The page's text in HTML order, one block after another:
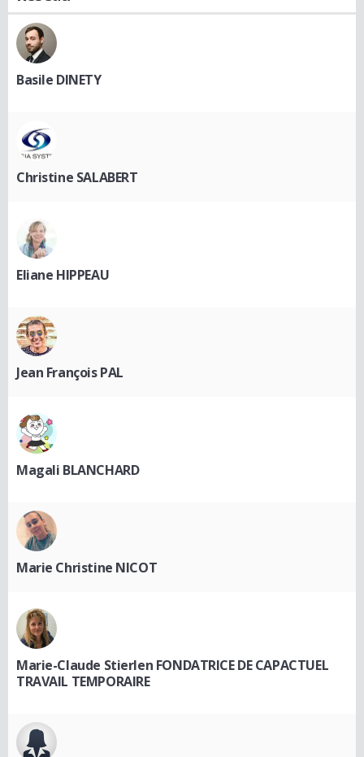
Basile DINETY
Christine SALABERT
Eliane HIPPEAU
Jean François PAL
Magali BLANCHARD
Marie Christine NICOT
Marie-Claude Stierlen FONDATRICE DE CAPACTUEL
TRAVAIL TEMPORAIRE